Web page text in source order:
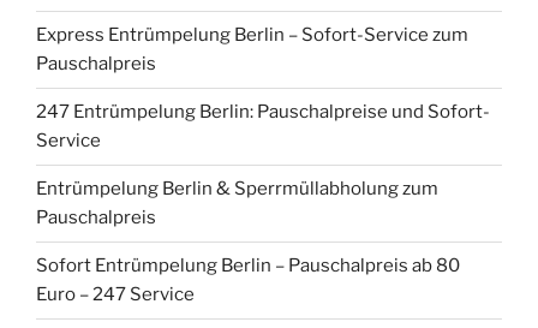
Express Entrümpelung Berlin – Sofort-Service zum
Pauschalpreis
247 Entrümpelung Berlin: Pauschalpreise und Sofort-
Service
Entrümpelung Berlin & Sperrmüllabholung zum
Pauschalpreis
Sofort Entrümpelung Berlin – Pauschalpreis ab 80
Euro – 247 Service